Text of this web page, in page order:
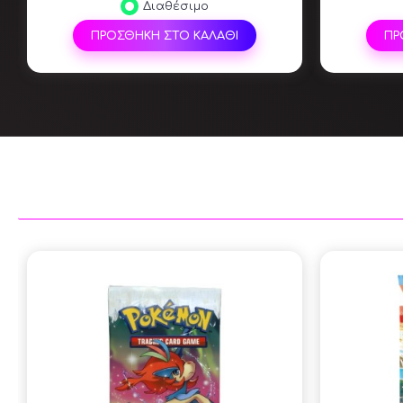
Διαθέσιμο
ΠΡΟΣΘΗΚΗ ΣΤΟ ΚΑΛΑΘΙ